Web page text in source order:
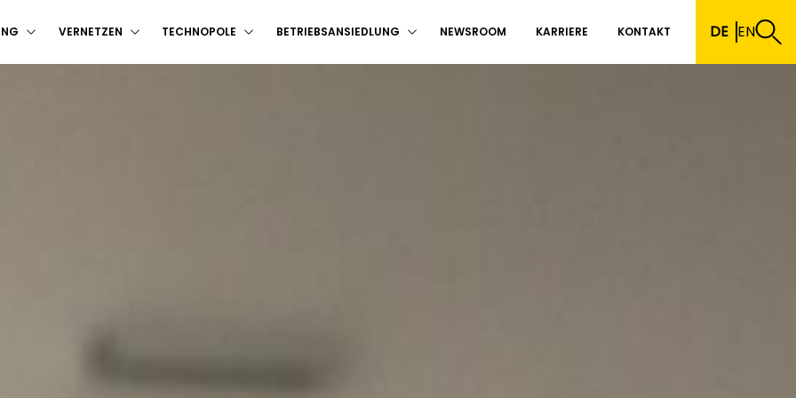
VERNETZEN TECHNOPOLE BETRIEBSANSIEDLUNG NEWSROOM KARRIERE KONTAKT DE EN